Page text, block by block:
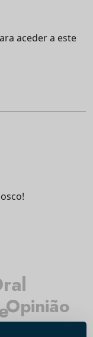
aceder a este
Opinião